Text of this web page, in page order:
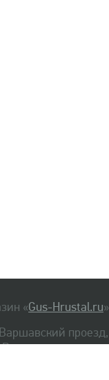
«Gus-Hrustal.ru»
проезд,
Варшавская